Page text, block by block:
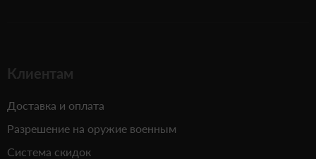
Клиентам
Доставка и оплата
Разрешение на оружие военным
Система скидок